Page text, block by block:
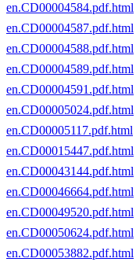
en.CD00004584.pdf.html
en.CD00004587.pdf.html
en.CD00004588.pdf.html
en.CD00004589.pdf.html
en.CD00004591.pdf.html
en.CD00005024.pdf.html
en.CD00005117.pdf.html
en.CD00015447.pdf.html
en.CD00043144.pdf.html
en.CD00046664.pdf.html
en.CD00049520.pdf.html
en.CD00050624.pdf.html
en.CD00053882.pdf.html